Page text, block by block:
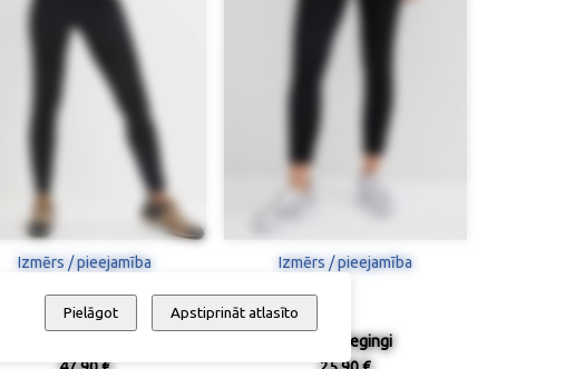
Izmērs / pieejamība Izmērs / pieejamība
Termo legingi
Pielāgot Apstiprināt atlasīto